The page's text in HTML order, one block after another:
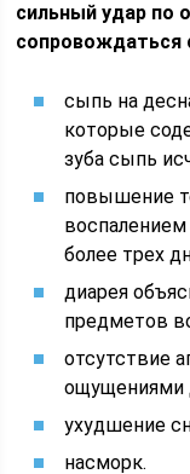
сильный удар по
сопровождаться
сыпь на
которые
зуба сыпь
повышение
более трех
диарея
предметов
отсутствие
ощущениями
ухудшение
насморк.